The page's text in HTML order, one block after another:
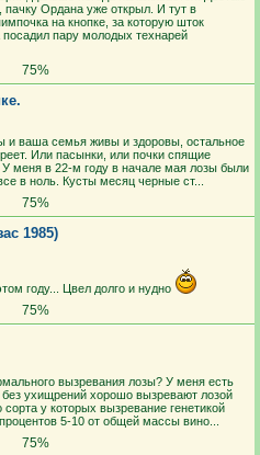
Ордана уже открыл. И тут в
на кнопке, за которую шток
пару молодых технарей
75%
и ваша семья живы и здоровы, остальное
Или пасынки, или почки спящие
меня в 22-м году в начале мая лозы были
в ноль. Кусты месяц черные ст...
75%
1985)
году... Цвел долго и нудно
75%
вызревания лозы? У меня есть
ухищрений хорошо вызревают лозой
у которых вызревание генетикой
5-10 от общей массы вино...
75%